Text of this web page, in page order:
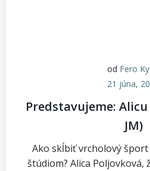
od Fero
21 júna,
Predstavujeme: Alicu
JM)
Ako skĺbiť vrcholový
štúdiom? Alica Poljovková,